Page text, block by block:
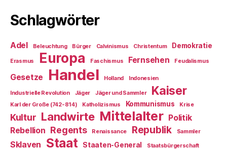
Schlagwörter
Adel Beleuchtung Bürger Calvinismus Christentum Demokratie
Erasmus Europa Faschismus Fernsehen Feudalismus
Gesetze Handel Holland Indonesien
Industrielle Revolution Jäger Jäger und Sammler Kaiser
Karl der Große (742-814) Katholizismus Kommunismus Krise
Kultur Landwirte Mittelalter Politik
Rebellion Regents Renaissance Republik Sammler
Sklaven Staat Staaten-General Staatsbürgerschaft